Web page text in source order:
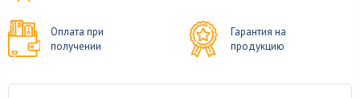
Оплата при
получении
Гарантия на
продукцию